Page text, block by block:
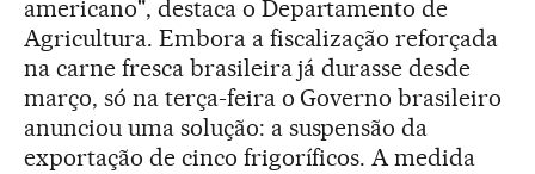
americano", destaca o Departamento de
Agricultura. Embora a fiscalização reforçada
na carne fresca brasileira já durasse desde
março, só na terça-feira o Governo brasileiro
anunciou uma solução: a suspensão da
exportação de cinco frigoríficos. A medida